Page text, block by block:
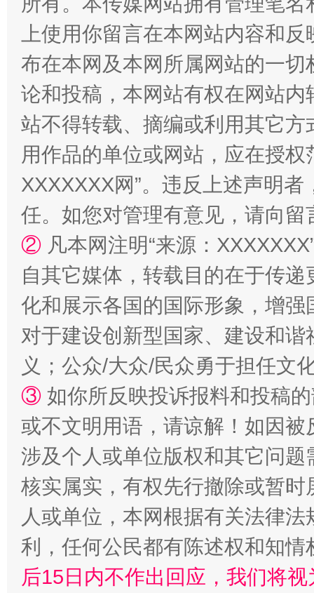
漫山遍野的桃花与雪山、麦地、白藏房 除了
招工难、用工荒背后
送
网上购药对药下症？
上使用你留言在本网站内容和
布在本网及本网所属网站的一
论和投稿，本网站有权在网站
站不得转载、摘编或利用其它
用作品的单位或网站，应在授
XXXXXXX网”。违反上述声明
任。如您对管理有意见，请向
② 凡本网注明“来源：
自其它媒体，转载目的在于传
化和展示各国的国际形象，增
对于建设创新型国家、建设和
义；公众/大众/民众勇于担任文
③ 如你所反映投诉报料和投稿
或不文明用语，请谅解！如因
涉及个人或单位版权和其它问题
核实属实，有权先行撤除或暂
人或单位，本网根据有关法律
利，任何公民都有陈述权和知情
后15日内不作出回应，我们将